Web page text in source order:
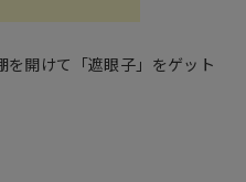
開けて「遮眼子」をゲット